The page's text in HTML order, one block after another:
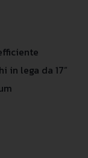
in lega da 17”